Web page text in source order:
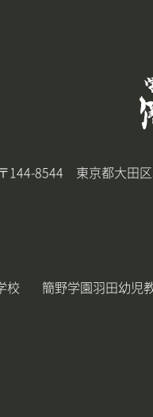
144-8544 東京都大田
校 簡野学園羽田幼児